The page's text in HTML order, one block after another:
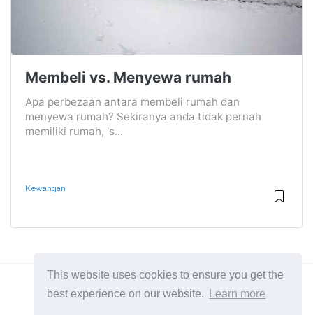
This website uses cookies to ensure you get the
best experience on our website.
Learn more
Membeli vs. Menyewa rumah
Apa perbezaan antara membeli rumah dan
menyewa rumah? Sekiranya anda tidak pernah
memiliki rumah, 's...
Kewangan